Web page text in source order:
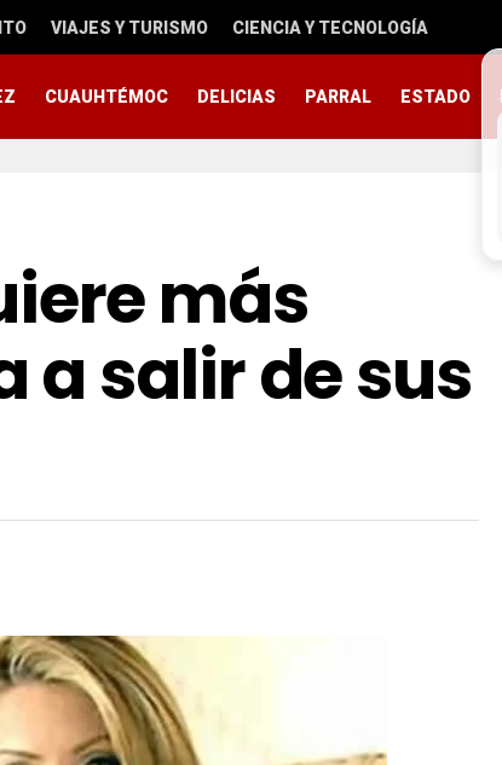
VIAJES Y TURISMO CIENCIA Y TECNOLOGÍA
CUAUHTÉMOC DELICIAS PARRAL ESTADO
más
salir de sus